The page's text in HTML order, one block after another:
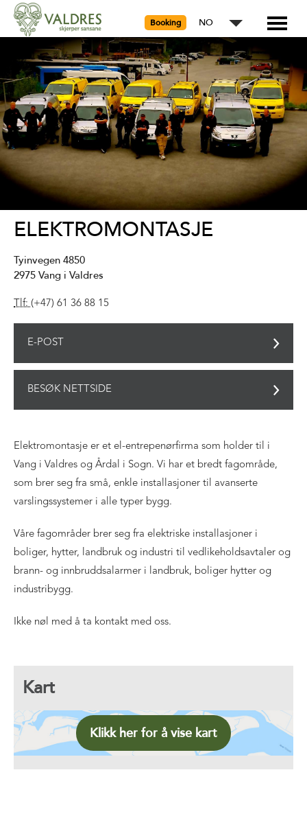
Booking NO
ELEKTROMONTASJE
Tyinvegen 4850
2975 Vang i Valdres
Tlf:(+47) 61 36 88 15
E-POST
BESØK NETTSIDE
Elektromontasje er et el-entrepenørfirma som holder til i
Vang i Valdres og Årdal i Sogn. Vi har et bredt fagområde,
som brer seg fra små, enkle installasjoner til avanserte
varslingssystemer i alle typer bygg.
Våre fagområder brer seg fra elektriske installasjoner i
boliger, hytter, landbruk og industri til vedlikeholdsavtaler og
brann- og innbruddsalarmer i landbruk, boliger hytter og
industribygg.
Ikke nøl med å ta kontakt med oss.
Kart
Klikk her for å vise kart